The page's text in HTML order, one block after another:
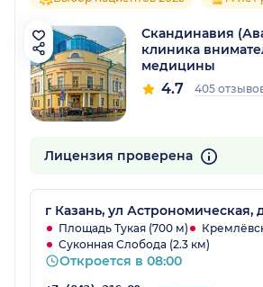
Скандинавия
клиника
медицины
4.7 405
Лицензия проверена
г Казань, ул Астрономическая,
Площадь Тукая (700 м)
Суконная Слобода (2.3 км)
Откроется в 08:00